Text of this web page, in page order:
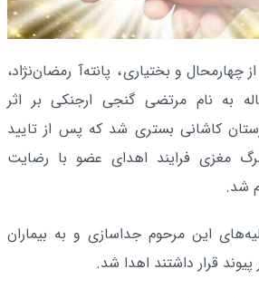
از چهارمحال و بختیاری، پانته‌آ رمضان‌نژاد،
یک‌جوان ۳۸ ساله به نام مرتضی گنجی ارجنکی بر اثر
کاشانی بستری شد که پس از تایید
مغزی فرایند اهدای عضو با رضایت
شد.
این مرحوم جداسازی و به بیماران
قرار داشتند اهدا شد.